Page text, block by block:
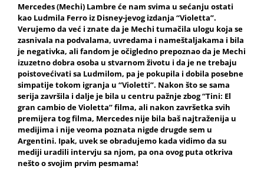
Mercedes (Mechi) Lambre će nam svima u sećanju ostati
kao Ludmila Ferro iz Disney-jevog izdanja “Violetta”.
Verujemo da već i znate da je Mechi tumačila ulogu koja se
zasnivala na podvalama, uvredama i nameštaljakama i bila
je negativka, ali fandom je očigledno prepoznao da je Mechi
izuzetno dobra osoba u stvarnom životu i da je ne trebaju
poistovećivati sa Ludmilom, pa je pokupila i dobila posebne
simpatije tokom igranja u “Violetti”. Nakon što se sama
serija završila i dalje je bila u centru pažnje zbog “Tini: El
gran cambio de Violetta” filma, ali nakon završetka svih
premijera tog filma, Mercedes nije bila baš najtraženija u
medijima i nije veoma poznata nigde drugde sem u
Argentini. Ipak, uvek se obradujemo kada vidimo da su
mediji uradili intervju sa njom, pa ona ovog puta otkriva
nešto o svojim prvim pesmama!